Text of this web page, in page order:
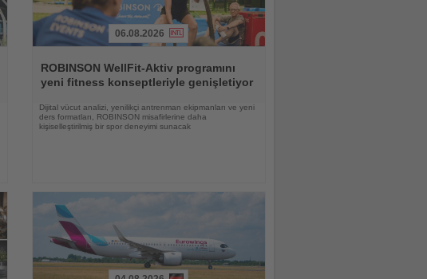
Oku
06.08.2026
ROBINSON WellFit-Aktiv programını
yeni fitness konseptleriyle genişletiyor
Dijital vücut analizi, yenilikçi antrenman ekipmanları ve yeni
ders formatları, ROBINSON misafirlerine daha
kişiselleştirilmiş bir spor deneyimi sunacak